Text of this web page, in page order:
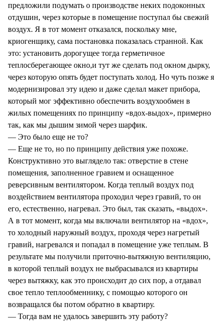
предложили подумать о производстве неких подоконных
отдушин, через которые в помещение поступал бы свежий
воздух. Я в тот момент отказался, поскольку мне,
криогенщику, сама постановка показалась странной. Как
это: установить дорогущее тогда герметичное
теплосберегающее окно,и тут же сделать под окном дырку,
через которую опять будет поступать холод. Но чуть позже я
модернизировал эту идею и даже сделал макет прибора,
который мог эффективно обеспечить воздухообмен в
жилых помещениях по принципу «вдох-выдох», примерно
так, как мы дышим зимой через шарфик.
— Это было еще не то?
— Еще не то, но по принципу действия уже похоже.
Конструктивно это выглядело так: отверстие в стене
помещения, заполненное гравием и оснащенное
реверсивным вентилятором. Когда теплый воздух под
воздействием вентилятора проходил через гравий, то он
его, естественно, нагревал. Это был, так сказать, «выдох».
А в тот момент, когда мы включали вентилятор на «вдох»,
то холодный наружный воздух, проходя через нагретый
гравий, нагревался и попадал в помещение уже теплым. В
результате мы получили приточно-вытяжную вентиляцию,
в которой теплый воздух не выбрасывался из квартиры
через вытяжку, как это происходит до сих пор, а отдавал
свое тепло теплообменнику, с помощью которого он
возвращался бы потом обратно в квартиру.
— Тогда вам не удалось завершить эту работу?